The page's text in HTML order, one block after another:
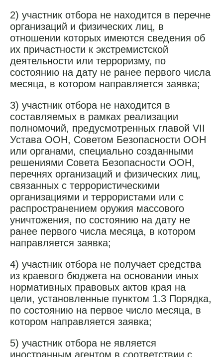
2) участник отбора не находится в перечне
организаций и физических лиц, в
отношении которых имеются сведения об
их причастности к экстремистской
деятельности или терроризму, по
состоянию на дату не ранее первого числа
месяца, в котором направляется заявка;
3) участник отбора не находится в
составляемых в рамках реализации
полномочий, предусмотренных главой VII
Устава ООН, Советом Безопасности ООН
или органами, специально созданными
решениями Совета Безопасности ООН,
перечнях организаций и физических лиц,
связанных с террористическими
организациями и террористами или с
распространением оружия массового
уничтожения, по состоянию на дату не
ранее первого числа месяца, в котором
направляется заявка;
4) участник отбора не получает средства
из краевого бюджета на основании иных
нормативных правовых актов края на
цели, установленные пунктом 1.3 Порядка,
по состоянию на первое число месяца, в
котором направляется заявка;
5) участник отбора не является
иностранным агентом в соответствии с